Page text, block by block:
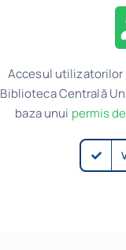
Accesul
Biblioteca Centrală
baza unui permis